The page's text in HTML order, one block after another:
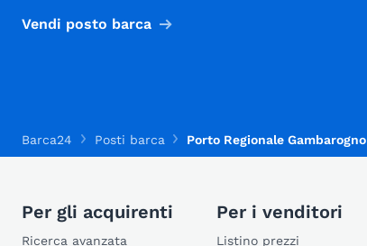
Vendi posto barca
Barca24 Posti barca Porto Regionale Gambarogno
Per gli acquirenti
Ricerca avanzata
Per i venditori
Listino prezzi